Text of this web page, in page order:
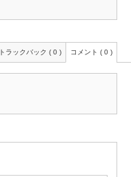
トラックバック ( 0 ) コメント ( 0 )